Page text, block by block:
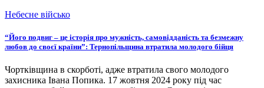
Небесне військо
“Його подвиг – це історія про мужність, самовідданість та безмежну
любов до своєї країни”: Тернопільщина втратила молодого бійця
Чортківщина в скорботі, адже втратила свого молодого
захисника Івана Попика. 17 жовтня 2024 року під час